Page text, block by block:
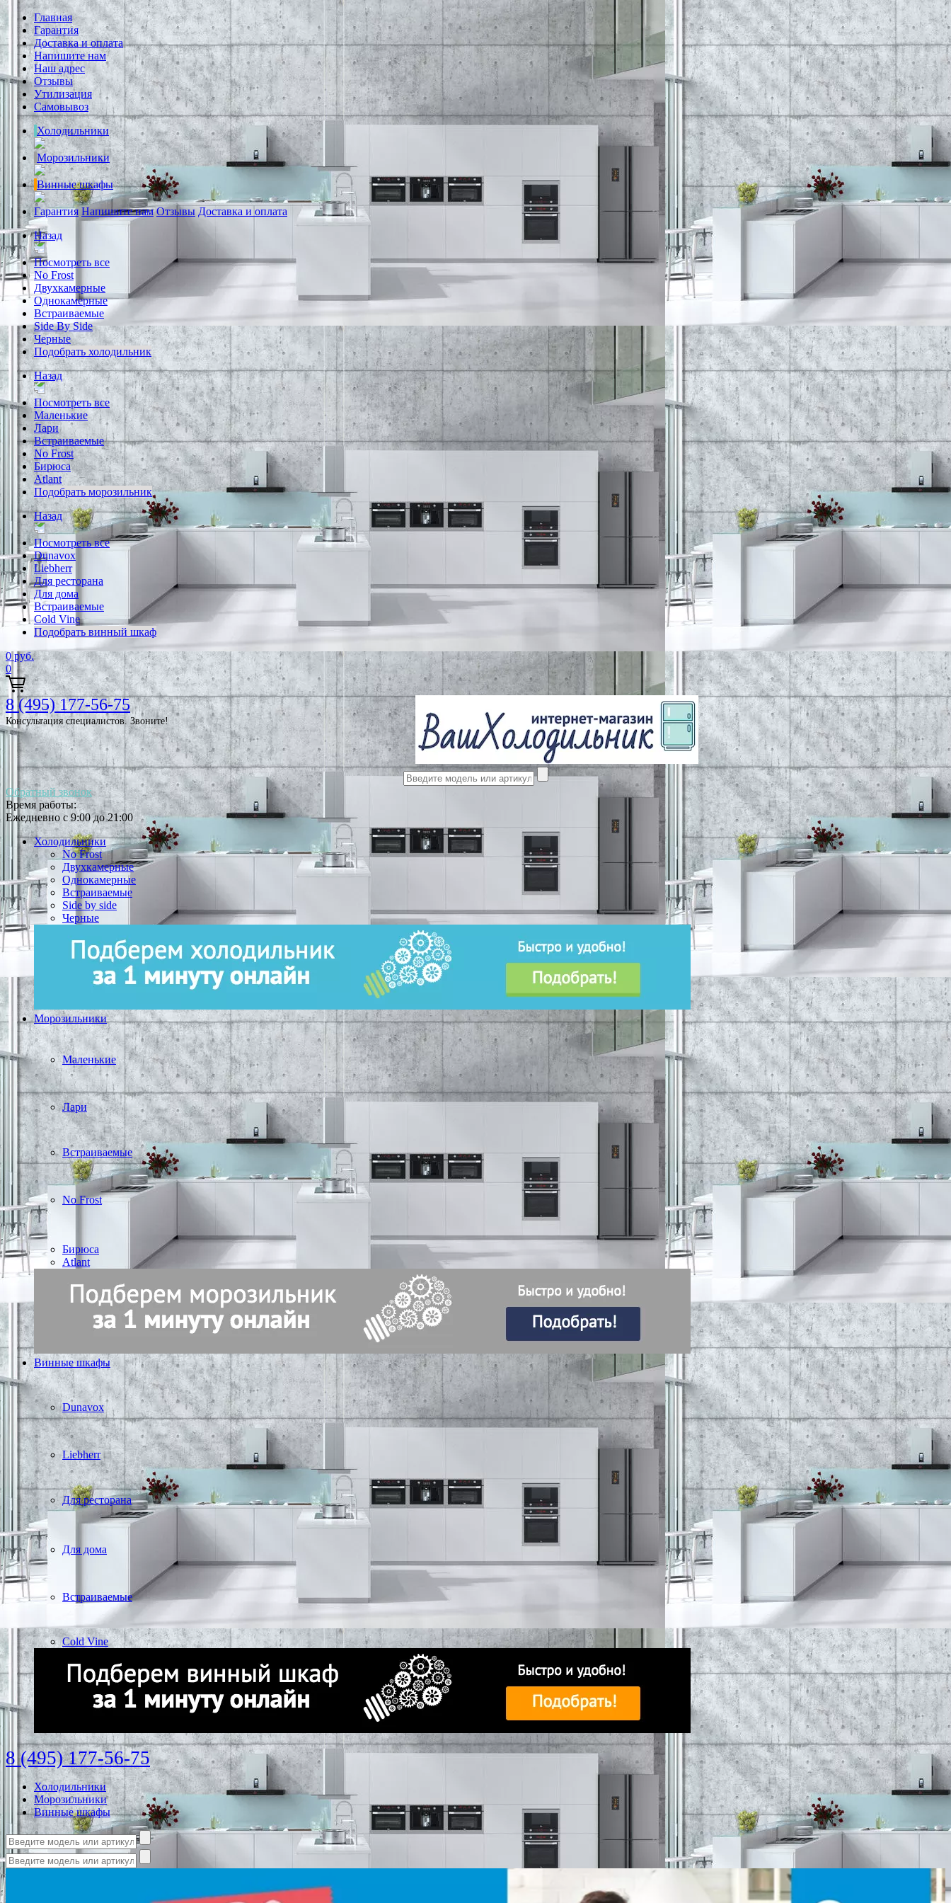
Главная
Гарантия
Доставка и оплата
Напишите нам
Наш адрес
Отзывы
Утилизация
Самовывоз
Холодильники
Морозильники
Винные шкафы
Гарантия Напишите нам Отзывы Доставка и оплата
Назад
Посмотреть все
No Frost
Двухкамерные
Однокамерные
Встраиваемые
Side By Side
Черные
Подобрать холодильник
Назад
Посмотреть все
Маленькие
Лари
Встраиваемые
No Frost
Бирюса
Atlant
Подобрать морозильник
Назад
Посмотреть все
Dunavox
Liebherr
Для ресторана
Для дома
Встраиваемые
Cold Vine
Подобрать винный шкаф
0 руб.
0
8 (495) 177-56-75
Консультация специалистов. Звоните!
Обратный звонок
Время работы:
Ежедневно с 9:00 до 21:00
Холодильники
No Frost
Двухкамерные
Однокамерные
Встраиваемые
Side by side
Черные
Морозильники
Маленькие
Лари
Встраиваемые
No Frost
Бирюса
Atlant
Винные шкафы
Dunavox
Liebherr
Для ресторана
Для дома
Встраиваемые
Cold Vine
8 (495) 177-56-75
Холодильники
Морозильники
Винные шкафы